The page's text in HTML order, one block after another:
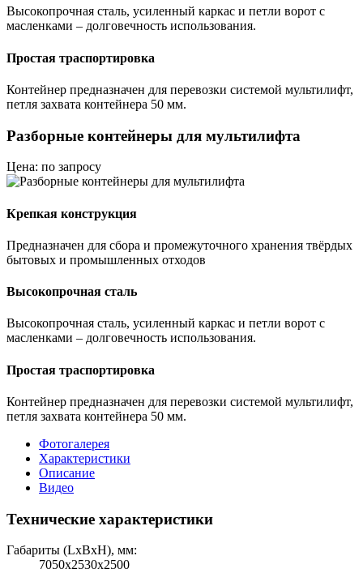
Высокопрочная сталь, усиленный каркас и петли ворот с
масленками – долговечность использования.
Простая траспортировка
Контейнер предназначен для перевозки системой мультилифт,
петля захвата контейнера 50 мм.
Разборные контейнеры для мультилифта
Цена: по запросу
Крепкая конструкция
Предназначен для сбора и промежуточного хранения твёрдых
бытовых и промышленных отходов
Высокопрочная сталь
Высокопрочная сталь, усиленный каркас и петли ворот с
масленками – долговечность использования.
Простая траспортировка
Контейнер предназначен для перевозки системой мультилифт,
петля захвата контейнера 50 мм.
Фотогалерея
Характеристики
Описание
Видео
Технические характеристики
Габариты (LхBхH), мм:
7050х2530х2500